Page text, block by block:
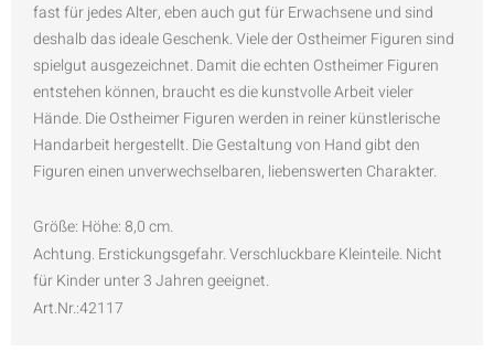
fast für jedes Alter, eben auch gut für Erwachsene und sind
deshalb das ideale Geschenk. Viele der Ostheimer Figuren sind
spielgut ausgezeichnet. Damit die echten Ostheimer Figuren
entstehen können, braucht es die kunstvolle Arbeit vieler
Hände. Die Ostheimer Figuren werden in reiner künstlerische
Handarbeit hergestellt. Die Gestaltung von Hand gibt den
Figuren einen unverwechselbaren, liebenswerten Charakter.
Größe: Höhe: 8,0 cm.
Achtung. Erstickungsgefahr. Verschluckbare Kleinteile. Nicht
für Kinder unter 3 Jahren geeignet.
Art.Nr.:42117